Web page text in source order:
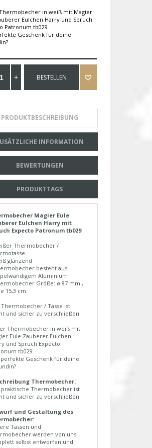
in weiß mit Magier
Eulchen Harry und Spruch
Patronum tb029
Geschenk für deine
BESTELLEN
PRODUKTBESCHREIBUNG
INFORMATION
BEWERTUNGEN
PRODUKTTAGS
Magier Eule
Eulchen Harry mit
Expecto Patronum tb029
Thermobecher /
glänzend
besteht aus
Aluminium
Größe: ø 87 mm ,
15,3 cm
Thermobecher / Tasse ist
und sicher zu verschließen.
Thermobecher in weiß mit
Eule Zauberer Eulchen
und Spruch Expecto
tb029
perfekte Geschenk für deine
Thermobecher:
praktische Thermobecher ist
und sicher zu verschließen.
und Gestaltung des
Tassen und
werden von uns
selbst entworfen und